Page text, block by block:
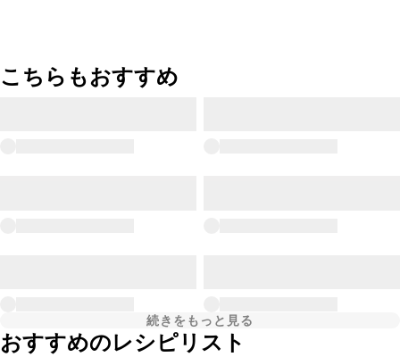
こちらもおすすめ
続きをもっと見る
おすすめのレシピリスト